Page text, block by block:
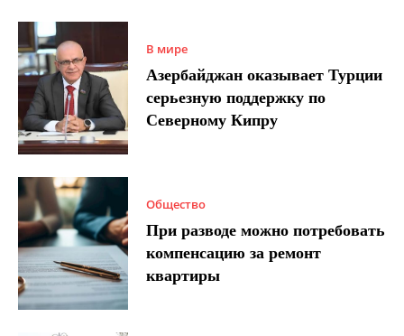
В мире
Азербайджан оказывает Турции
серьезную поддержку по
Северному Кипру
Общество
При разводе можно потребовать
компенсацию за ремонт
квартиры